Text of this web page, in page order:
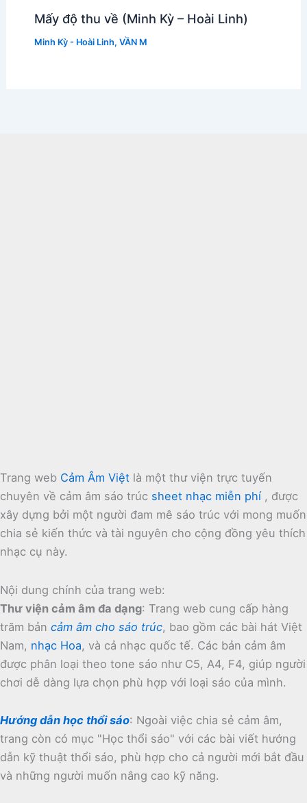
Mấy độ thu về (Minh Kỳ – Hoài Linh)
Minh Kỳ - Hoài Linh, VẦN M
Trang web Cảm Âm Việt là một thư viện trực tuyến
chuyên về cảm âm sáo trúc sheet nhạc miễn phí , được
xây dựng bởi một người đam mê sáo trúc với mong muốn
chia sẻ kiến thức và tài nguyên cho cộng đồng yêu thích
nhạc cụ này.
Nội dung chính của trang web:
Thư viện cảm âm đa dạng: Trang web cung cấp hàng
trăm bản cảm âm cho sáo trúc, bao gồm các bài hát Việt
Nam, nhạc Hoa, và cả nhạc quốc tế. Các bản cảm âm
được phân loại theo tone sáo như C5, A4, F4, giúp người
chơi dễ dàng lựa chọn phù hợp với loại sáo của mình.
Hướng dẫn học thổi sáo: Ngoài việc chia sẻ cảm âm,
trang còn có mục "Học thổi sáo" với các bài viết hướng
dẫn kỹ thuật thổi sáo, phù hợp cho cả người mới bắt đầu
và những người muốn nâng cao kỹ năng.